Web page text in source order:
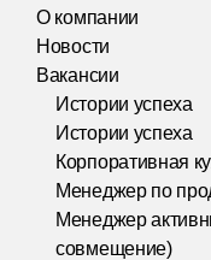
О компании
Новости
Вакансии
Истории успеха
Истории успеха
Корпоративная
Менеджер по
Менеджер
совмещение)